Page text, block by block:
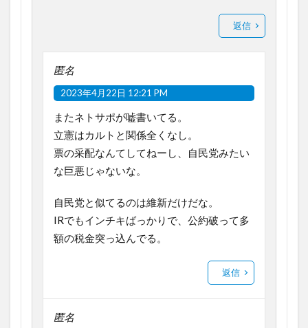
返信
匿名
2023年4月22日 12:21 PM
またネトサポが嘘書いてる。
立憲はカルトと関係全くなし。
票の采配なんてしてねーし、自民党みたい
な巨悪じゃないな。
自民党と似てるのは維新だけだな。
IRでもインチキばっかりで、公約破って多
額の税金突っ込んでる。
返信
匿名